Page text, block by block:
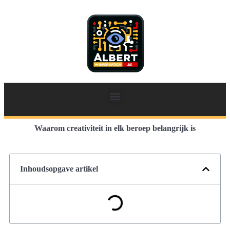
Waarom creativiteit in elk beroep belangrijk is
Inhoudsopgave artikel